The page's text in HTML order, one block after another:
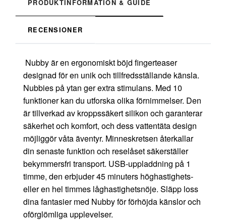
PRODUKTINFORMATION & GUIDE
RECENSIONER
Nubby är en ergonomiskt böjd fingerteaser
designad för en unik och tillfredsställande känsla.
Nubbies på ytan ger extra stimulans. Med 10
funktioner kan du utforska olika förnimmelser. Den
är tillverkad av kroppssäkert silikon och garanterar
säkerhet och komfort, och dess vattentäta design
möjliggör våta äventyr. Minneskretsen återkallar
din senaste funktion och reselåset säkerställer
bekymmersfri transport. USB-uppladdning på 1
timme, den erbjuder 45 minuters höghastighets-
eller en hel timmes låghastighetsnöje. Släpp loss
dina fantasier med Nubby för förhöjda känslor och
oförglömliga upplevelser.